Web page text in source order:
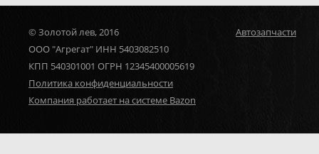
© Золотой лев, 2016
ООО "Агрегат" ИНН 5403082510
КПП 540301001 ОГРН 12345400005619
Политика конфиденциальности
Компания работает на системе Bazon
Автозапчасти